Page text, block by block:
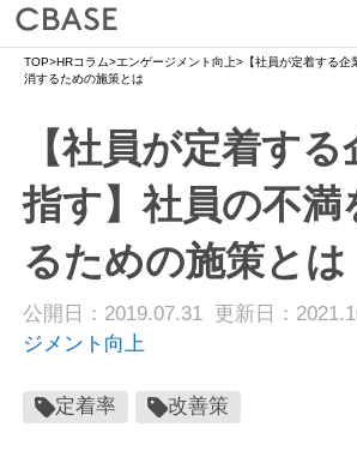
サービス
活用シーン
導入事例
セミナー情報
HRコラム
お知らせ
TOP>HRコラム>エンゲージメント向上> 【社員が定着する
消するための施策とは
【社員が定着する
指す】社員の不満
るための施策とは
公開日：2019.07.31 更新日：
ジメント向上
定着率 改善策